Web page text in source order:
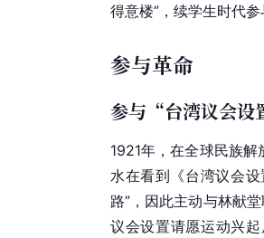
得意楼”，续学生时代
参与革命
参与“台湾议会设
1921年，在全球民族
水在看到《台湾议会
路”，因此主动与林献
议会设置请愿运动兴